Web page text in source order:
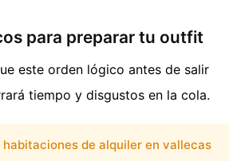
para preparar tu outfit
este orden lógico antes de salir
tiempo y disgustos en la cola.
habitaciones de alquiler en vallecas